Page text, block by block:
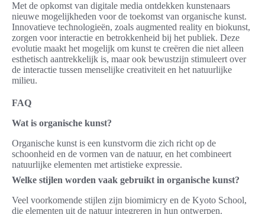
Met de opkomst van digitale media ontdekken kunstenaars
nieuwe mogelijkheden voor de toekomst van organische kunst.
Innovatieve technologieën, zoals augmented reality en biokunst,
zorgen voor interactie en betrokkenheid bij het publiek. Deze
evolutie maakt het mogelijk om kunst te creëren die niet alleen
esthetisch aantrekkelijk is, maar ook bewustzijn stimuleert over
de interactie tussen menselijke creativiteit en het natuurlijke
milieu.
FAQ
Wat is organische kunst?
Organische kunst is een kunstvorm die zich richt op de
schoonheid en de vormen van de natuur, en het combineert
natuurlijke elementen met artistieke expressie.
Welke stijlen worden vaak gebruikt in organische kunst?
Veel voorkomende stijlen zijn biomimicry en de Kyoto School,
die elementen uit de natuur integreren in hun ontwerpen.